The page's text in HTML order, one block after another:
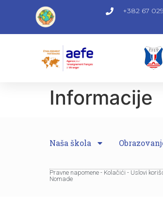
+382 67
Informacije
Naša škola
Pravne napomene - Kolačići - Uslovi
Nomade